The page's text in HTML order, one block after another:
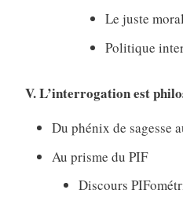
Le juste moral
Politique
V. L’interrogation est
Du phénix de sagesse
Au prisme du PIF
Discours